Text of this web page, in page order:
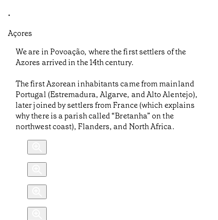
•
Açores
We are in Povoação, where the first settlers of the
Azores arrived in the 14th century.
The first Azorean inhabitants came from mainland
Portugal (Estremadura, Algarve, and Alto Alentejo),
later joined by settlers from France (which explains
why there is a parish called “Bretanha” on the
northwest coast), Flanders, and North Africa.